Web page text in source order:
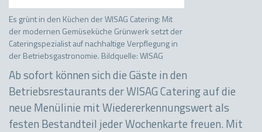
Es grünt in den Küchen der WISAG Catering: Mit
der modernen Gemüseküche Grünwerk setzt der
Cateringspezialist auf nachhaltige Verpflegung in
der Betriebsgastronomie. Bildquelle: WISAG
Ab sofort können sich die Gäste in den
Betriebsrestaurants der WISAG Catering auf die
neue Menülinie mit Wiedererkennungswert als
festen Bestandteil jeder Wochenkarte freuen. Mit